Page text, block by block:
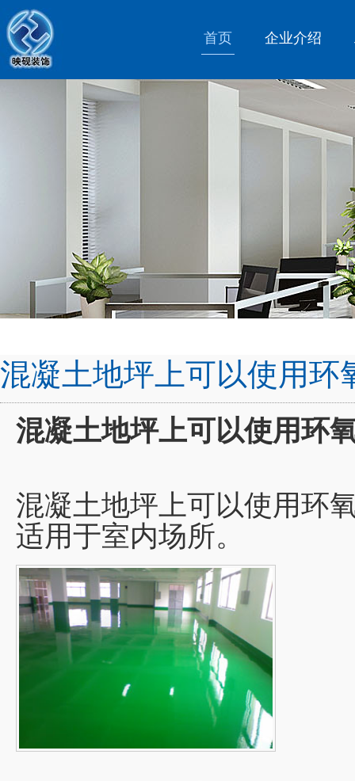
首页 企业介绍
混凝土地坪上可以使用环
混凝土地坪上可以使用环
混凝土地坪上可以使用环
适用于室内场所。